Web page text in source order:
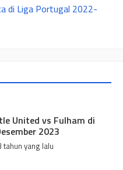
di Liga Portugal 2022-
United vs Fulham di
2023
tahun yang lalu